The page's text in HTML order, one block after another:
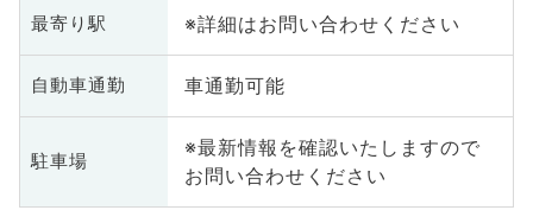
最寄り駅 ※詳細はお問い合わせください
自動車通勤 車通勤可能
駐車場
※最新情報を確認いたしますので
お問い合わせください